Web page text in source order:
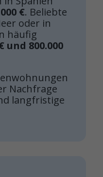
€. Beliebte
oder in
häufig
und 800.000
Nachfrage
langfristige